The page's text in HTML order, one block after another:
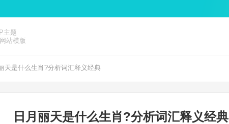
主题
站模版
天是什么生肖?分析词汇释义经典
日月丽天是什么生肖?分析词汇释义经典